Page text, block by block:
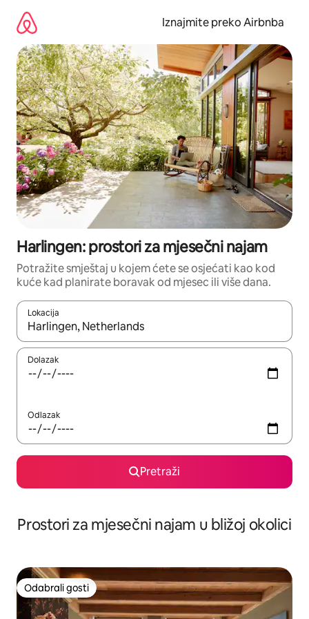
sadržaj
Iznajmite preko Airbnba
Harlingen: prostori za mjesečni najam
Potražite smještaj u kojem ćete se osjećati kao kod
kuće kad planirate boravak od mjesec ili više dana.
Lokacija
Kada budu dostupni rezultati, moći ćete ih pregledati
Dolazak
Odlazak
Pretraži
Prostori za mjesečni najam u bližoj okolici
Odabrali gosti
Odabrali gosti